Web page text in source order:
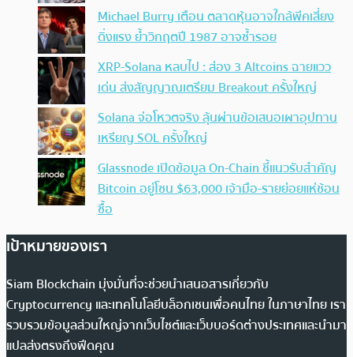
Michael Burry เตือน ตลาดหุ้นอาจใกล้พีคเสี่ยง
ดิ่งแรง ย้ำวิกฤตปี 1987 อาจซ้ำรอย
XRP-Solana หลบไป : ส่อง 3 Altcoins ฉายแวว
เด่น ส่งสัญญาณเตรียม Breakout ครั้งใหญ่
Solana จ่อโหวตจริง ลุ้นผ่านข้อเสนอเผาอุปทาน
เหรียญ SOL ครั้งใหญ่
Glassnode เปิดข้อมูล On-Chain ชี้แนวรับสำคัญ
Bitcoin อยู่โซน $63,000 เจ้ามือ-รายย่อยแห่ช้อน
ซื้อ
เป้าหมายของเรา
Siam Blockchain มุ่งมั่นที่จะช่วยนำเสนอสารเกี่ยวกับ
Cryptocurrency และเทคโนโลยีบล็อกเชนเพื่อคนไทย ในภาษาไทย เรา
รวบรวมข้อมูลส่วนใหญ่จากเว็บไซต์และเว็บบอร์ดต่างประเทศและนำมา
แปลส่งตรงถึงฟีดคุณ